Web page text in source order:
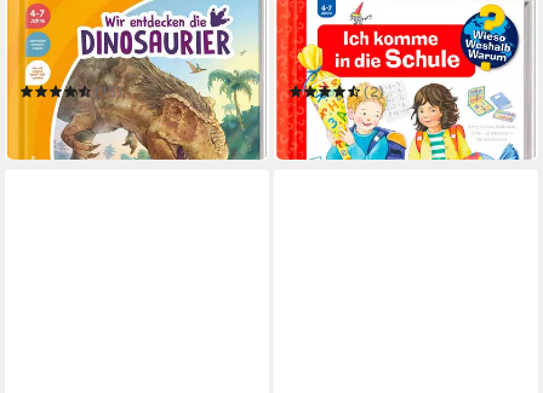
RAVENSBURGER
tiptoi® Wir entdecken die
Dinosaurier /
(15)
19,99 €
in 1-2 Werktagen bei dir
RAVENSBURGER
Wieso? Weshalb? Warum?,
Band 14 Ich komme in die
Schule / (2)
14,99 €
in 1-2 Werktagen bei dir